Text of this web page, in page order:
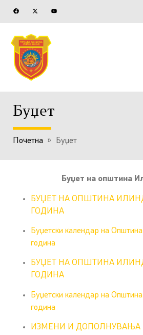
Буџет
Почетна » Буџет
Буџет на општина
БУЏЕТ НА ОПШТИНА
ГОДИНА
Буџетски календар на
година
БУЏЕТ НА ОПШТИНА
ГОДИНА
Буџетски календар на
година
ИЗМЕНИ И ДОПОЛНУВАЊА